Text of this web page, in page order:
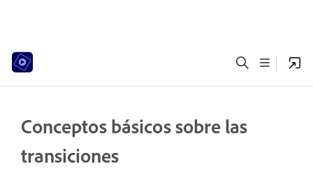
Conceptos básicos sobre las
transiciones